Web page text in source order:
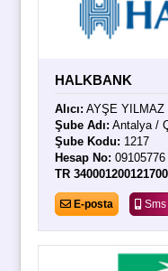
HALKBANK
Alıcı: AYŞE YILMAZ
Şube Adı: Antalya /
Şube Kodu: 1217
Hesap No: 09105776
TR
E-posta Sms